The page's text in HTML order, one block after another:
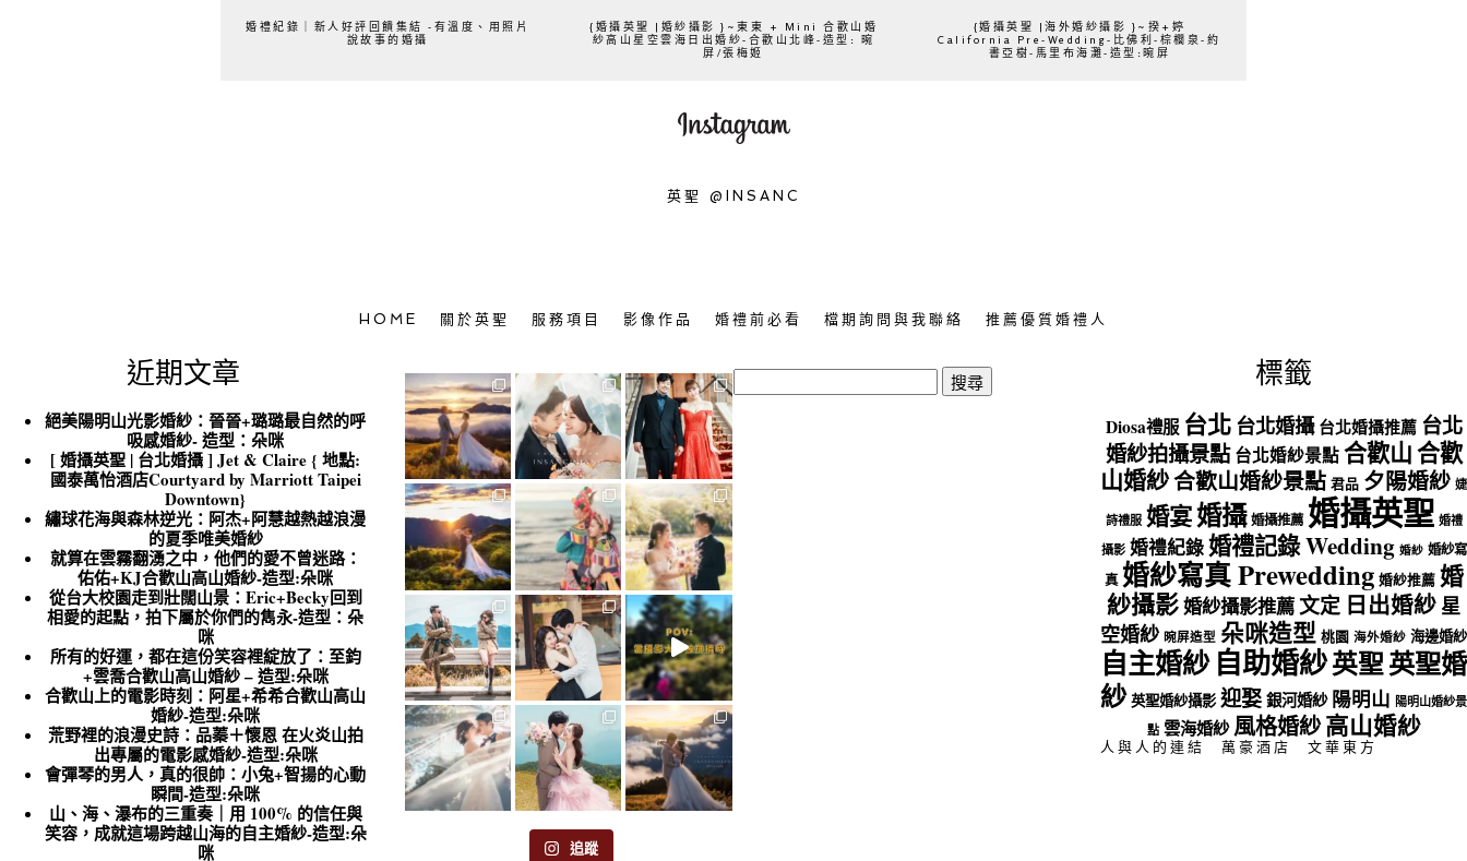
婚禮紀錄｜新人好評回饋集結 -有溫度、用照片
說故事的婚攝
{婚攝英聖 |婚紗攝影 }~東東 + Mini 合歡山婚
紗高山星空雲海日出婚紗-合歡山北峰-造型: 晼
屏/張梅姬
{婚攝英聖 |海外婚紗攝影 }~揆+婷
California Pre-Wedding-比佛利-棕櫚泉-約
書亞樹-馬里布海灘-造型:晼屏
英聖 @INSANC
HOME 關於英聖 服務項目 影像作品 婚禮前必看 檔期詢問與我聯絡 推薦優質婚禮人
近期文章
絕美陽明山光影婚紗：晉晉+璐璐最自然的呼
吸感婚紗- 造型：朵咪
[ 婚攝英聖 | 台北婚攝 ] Jet & Claire { 地點:
國泰萬怡酒店Courtyard by Marriott Taipei
Downtown}
繡球花海與森林逆光：阿杰+阿慧越熱越浪漫
的夏季唯美婚紗
就算在雲霧翻湧之中，他們的愛不曾迷路：
佑佑+KJ合歡山高山婚紗-造型:朵咪
從台大校園走到壯闊山景：Eric+Becky回到
相愛的起點，拍下屬於你們的雋永-造型：朵
咪
所有的好運，都在這份笑容裡綻放了：至鈞
+雲喬合歡山高山婚紗 – 造型:朵咪
合歡山上的電影時刻：阿星+希希合歡山高山
婚紗-造型:朵咪
荒野裡的浪漫史詩：品蓁＋懷恩 在火炎山拍
出專屬的電影感婚紗-造型:朵咪
會彈琴的男人，真的很帥：小兔+智揚的心動
瞬間-造型:朵咪
山、海、瀑布的三重奏｜用 100% 的信任與
笑容，成就這場跨越山海的自主婚紗-造型:朵
咪
追蹤
搜
尋
標籤
Diosa禮服 台北 台北婚攝 台北婚攝推薦 台北
婚紗拍攝景點 台北婚紗景點 合歡山合歡
山婚紗合歡山婚紗景點 君品 夕陽婚紗 婕
詩禮服 婚宴婚攝 婚攝推薦 婚攝英聖 婚禮
攝影 婚禮紀錄婚禮記錄 Wedding 婚紗 婚紗寫
真 婚紗寫真 Prewedding 婚紗推薦 婚
紗攝影婚紗攝影推薦文定 日出婚紗星
空婚紗 晼屏造型 朵咪造型 桃園 海外婚紗 海邊婚紗
自主婚紗 自助婚紗英聖英聖婚
紗 英聖婚紗攝影 迎娶銀河婚紗 陽明山 陽明山婚紗景
點 雲海婚紗 風格婚紗高山婚紗
人與人的連結 萬豪酒店 文華東方